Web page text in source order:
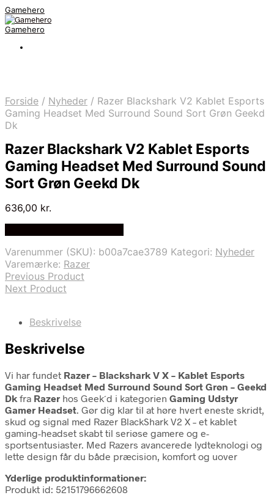
Gamehero
Gamehero
Forside / Nyheder / Razer Blackshark V2 Kablet Esports
Gaming Headset Med Surround Sound Sort Grøn Geekd
Dk
Razer Blackshark V2 Kablet Esports
Gaming Headset Med Surround Sound
Sort Grøn Geekd Dk
636,00 kr.
Varenummer (SKU): b00a7cae3789 Kategori: Nyheder
Varemærke: Razer
Previous Product
Next Product
Beskrivelse
Beskrivelse
Vi har fundet Razer – Blackshark V X – Kablet Esports
Gaming Headset Med Surround Sound Sort Grøn – Geekd
Dk fra Razer hos Geek´d i kategorien Gaming Udstyr
Gamer Headset. Gør dig klar til at høre hvert eneste skridt,
skud og signal med Razer BlackShark V2 X – et kablet
gaming-headset skabt til seriøse gamere og e-
sportsentusiaster. Med Razers avancerede lydteknologi og
lette design får du både præcision, komfort og uover
Yderlige produktinformationer:
Produkt id: 52151796662608